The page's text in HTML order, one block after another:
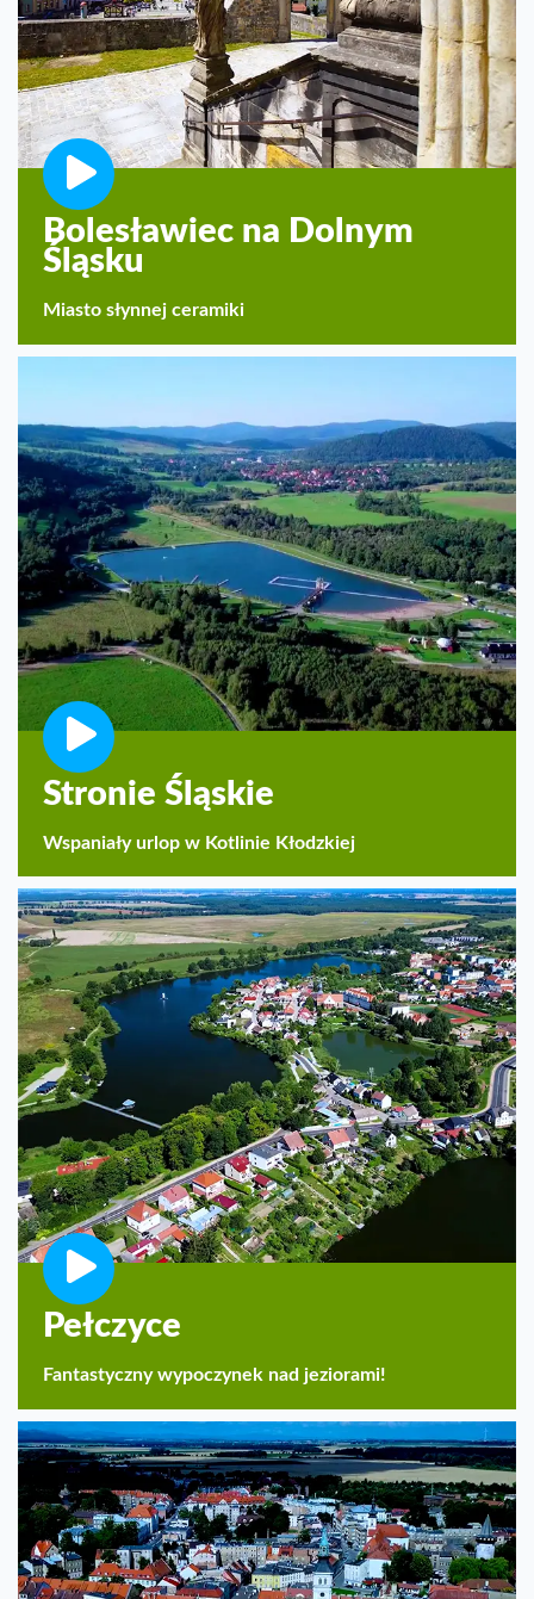
Bolesławiec na Dolnym
Śląsku
Miasto słynnej ceramiki
Stronie Śląskie
Wspaniały urlop w Kotlinie Kłodzkiej
Pełczyce
Fantastyczny wypoczynek nad jeziorami!